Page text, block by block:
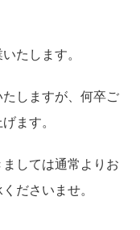
たします。
しますが、何卒ご
ます。
しては通常よりお
ださいませ。